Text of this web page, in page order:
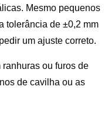
Mesmo pequenos
tolerância de ±0,2 mm
um ajuste correto.
ou furos de
de cavilha ou as